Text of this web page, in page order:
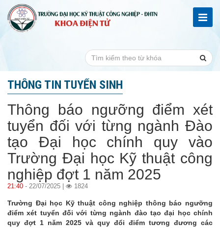
THÔNG TIN TUYỂN SINH
Thông báo ngưỡng điểm xét
tuyển đối với từng ngành Đào
tạo Đại học chính quy vào
Trường Đại học Kỹ thuật công
nghiệp đợt 1 năm 2025
21:40 - 22/07/2025 | 1824
Trường Đại học Kỹ thuật công nghiệp thông báo ngưỡng
điểm xét tuyển đối với từng ngành đào tạo đại học chính
quy đợt 1 năm 2025 và quy đổi điểm tương đương các